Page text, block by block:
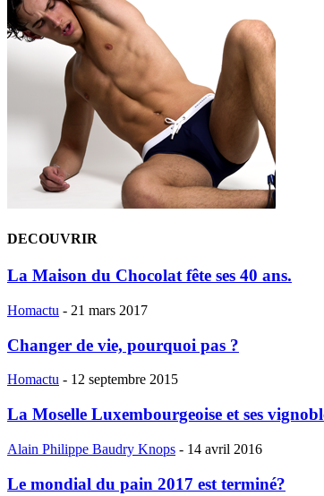
DECOUVRIR
La Maison du Chocolat fête ses 40 ans.
Homactu - 21 mars 2017
Changer de vie, pourquoi pas ?
Homactu - 12 septembre 2015
La Moselle Luxembourgeoise et ses
Alain Philippe Baudry Knops - 14 avril 2016
Le mondial du pain 2017 est terminé?